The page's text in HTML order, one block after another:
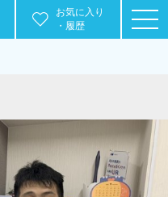
お気に入り
・履歴